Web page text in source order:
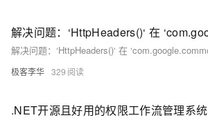
极客李华 329
.NET开源且好用的权限工作流管理系统